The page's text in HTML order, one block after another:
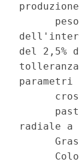
del 2,5%
radiale a